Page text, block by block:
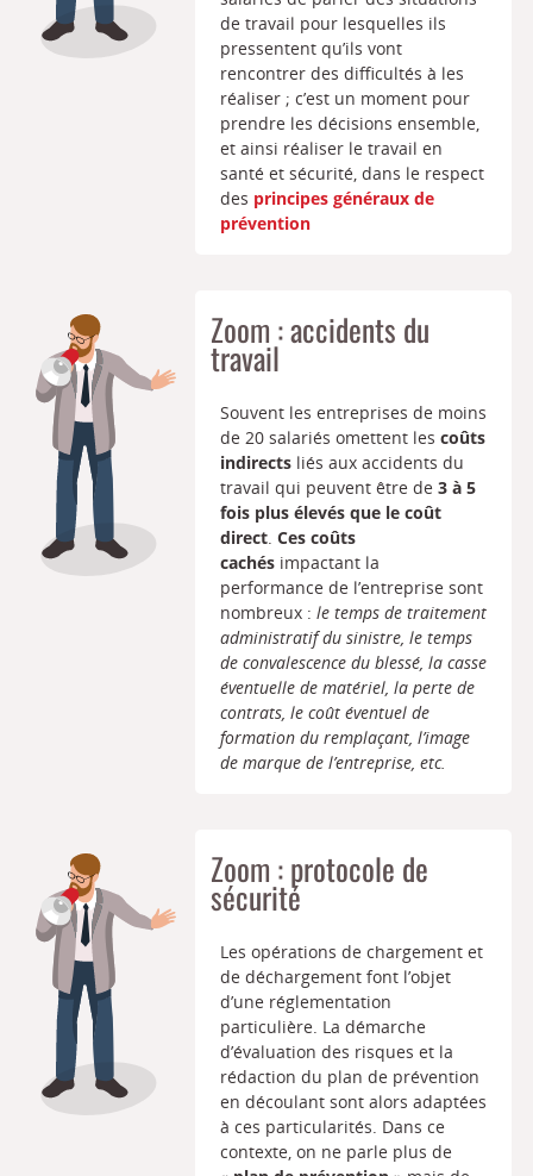
de travail pour lesquelles ils
pressentent qu’ils vont
rencontrer des difficultés à les
réaliser ; c’est un moment pour
prendre les décisions ensemble,
et ainsi réaliser le travail en
santé et sécurité, dans le respect
des principes généraux de
prévention
Zoom : accidents du
travail
Souvent les entreprises de moins
de 20 salariés omettent les coûts
indirects liés aux accidents du
travail qui peuvent être de 3 à 5
fois plus élevés que le coût
direct. Ces coûts
cachés impactant la
performance de l’entreprise sont
nombreux : le temps de traitement
administratif du sinistre, le temps
de convalescence du blessé, la casse
éventuelle de matériel, la perte de
contrats, le coût éventuel de
formation du remplaçant, l’image
de marque de l’entreprise, etc.
Zoom : protocole de
sécurité
Les opérations de chargement et
de déchargement font l’objet
d’une réglementation
particulière. La démarche
d’évaluation des risques et la
rédaction du plan de prévention
en découlant sont alors adaptées
à ces particularités. Dans ce
contexte, on ne parle plus de